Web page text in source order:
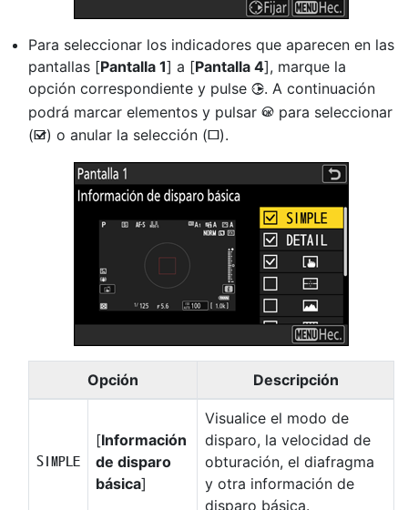
Para seleccionar los indicadores que aparecen en las
pantallas [Pantalla 1] a [Pantalla 4], marque la
opción correspondiente y pulse 2. A continuación
podrá marcar elementos y pulsar J para seleccionar
(M) o anular la selección (U).
Opción Descripción
A
[Información
de disparo
básica]
Visualice el modo de
disparo, la velocidad de
obturación, el diafragma
y otra información de
disparo básica.